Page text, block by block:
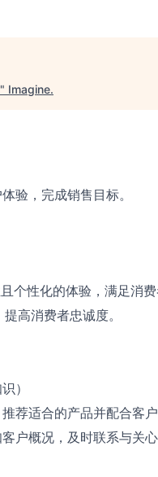
" Imagine.
验，完成销售目标。
个性化的体验，满足消
高消费者忠诚度。
）
荐适合的产品并配合客
户概况，及时联系与关